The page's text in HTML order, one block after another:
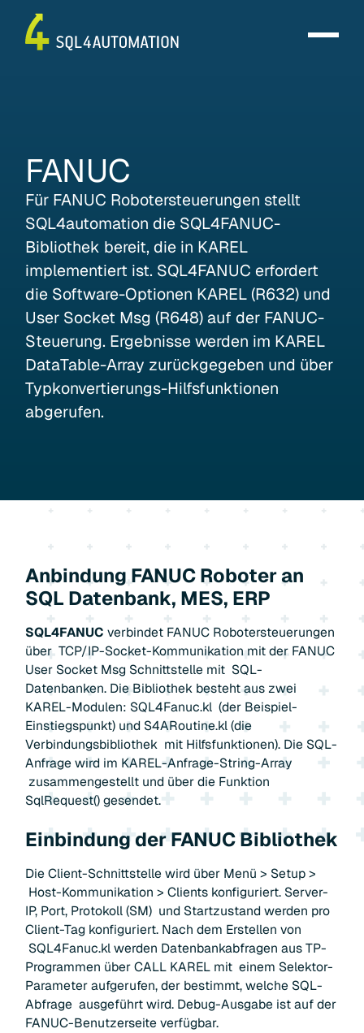
FANUC
Für FANUC Robotersteuerungen stellt
SQL4automation die SQL4FANUC-
Bibliothek bereit, die in KAREL
implementiert ist. SQL4FANUC erfordert
die Software-Optionen KAREL (R632) und
User Socket Msg (R648) auf der FANUC-
Steuerung. Ergebnisse werden im KAREL
DataTable-Array zurückgegeben und über
Typkonvertierungs-Hilfsfunktionen
abgerufen.
Anbindung FANUC Roboter an
SQL Datenbank, MES, ERP
SQL4FANUC verbindet FANUC Robotersteuerungen
über TCP/IP-Socket-Kommunikation mit der FANUC
User Socket Msg Schnittstelle mit SQL-
Datenbanken. Die Bibliothek besteht aus zwei
KAREL-Modulen: SQL4Fanuc.kl (der Beispiel-
Einstiegspunkt) und S4ARoutine.kl (die
Verbindungsbibliothek mit Hilfsfunktionen). Die SQL-
Anfrage wird im KAREL-Anfrage-String-Array
zusammengestellt und über die Funktion
SqlRequest() gesendet.
Einbindung der FANUC Bibliothek
Die Client-Schnittstelle wird über Menü > Setup >
Host-Kommunikation > Clients konfiguriert. Server-
IP, Port, Protokoll (SM) und Startzustand werden pro
Client-Tag konfiguriert. Nach dem Erstellen von
SQL4Fanuc.kl werden Datenbankabfragen aus TP-
Programmen über CALL KAREL mit einem Selektor-
Parameter aufgerufen, der bestimmt, welche SQL-
Abfrage ausgeführt wird. Debug-Ausgabe ist auf der
FANUC-Benutzerseite verfügbar.